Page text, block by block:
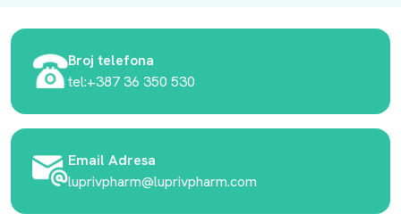
Broj telefona
tel:+387 36 350 530
Email Adresa
luprivpharm@luprivpharm.com